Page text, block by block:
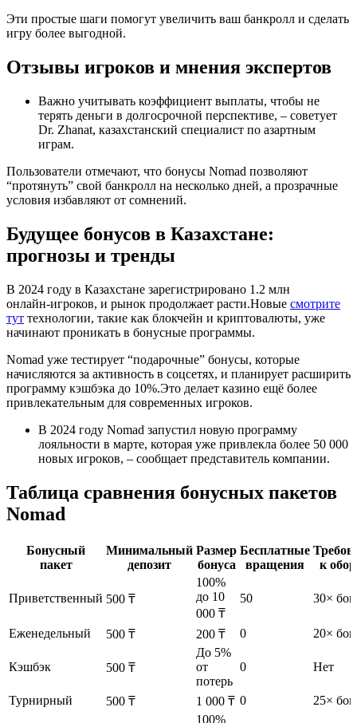
Эти простые шаги помогут увеличить ваш банкролл и сделать
игру более выгодной.
Отзывы игроков и мнения экспертов
Важно учитывать коэффициент выплаты, чтобы не
терять деньги в долгосрочной перспективе, – советует
Dr. Zhanat, казахстанский специалист по азартным
играм.
Пользователи отмечают, что бонусы Nomad позволяют
“протянуть” свой банкролл на несколько дней, а прозрачные
условия избавляют от сомнений.
Будущее бонусов в Казахстане:
прогнозы и тренды
В 2024 году в Казахстане зарегистрировано 1.2 млн
онлайн‑игроков, и рынок продолжает расти.Новые смотрите
тут технологии, такие как блокчейн и криптовалюты, уже
начинают проникать в бонусные программы.
Nomad уже тестирует “подарочные” бонусы, которые
начисляются за активность в соцсетях, и планирует расширить
программу кэшбэка до 10%.Это делает казино ещё более
привлекательным для современных игроков.
В 2024 году Nomad запустил новую программу
лояльности в марте, которая уже привлекла более 50 000
новых игроков, – сообщает представитель компании.
Таблица сравнения бонусных пакетов
Nomad
Бонусный
пакет
Минимальный
депозит
Размер
бонуса
Бесплатные
вращения
к
Приветственный 500 ₸
100%
до 10
000 ₸
50 30×
Еженедельный 500 ₸ 200 ₸ 0 20×
Кэшбэк 500 ₸
До 5%
от
потерь
0 Нет
Турнирный 500 ₸ 1 000 ₸ 0
25×
100%